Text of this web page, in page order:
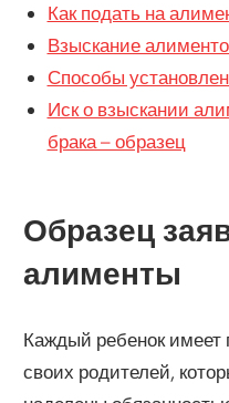
Как подать на
Взыскание
Способы
Иск о взыскании
брака – образец
Образец
алименты
Каждый ребенок имеет
своих родителей,